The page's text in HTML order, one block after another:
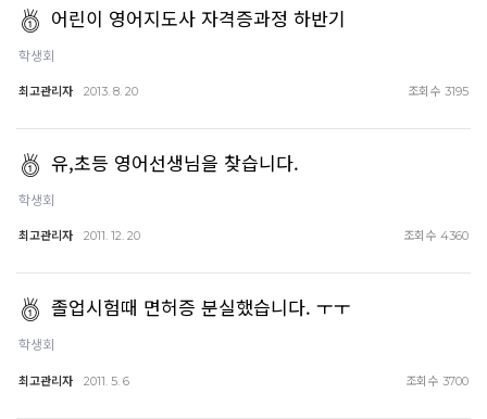
어린이 영어지도사 자격증과정 하반기
학생회
최고관리자 2013. 8. 20 조회수 3195
유,초등 영어선생님을 찾습니다.
학생회
최고관리자 2011. 12. 20 조회수 4360
졸업시험때 면허증 분실했습니다. ㅜㅜ
학생회
최고관리자 2011. 5. 6 조회수 3700